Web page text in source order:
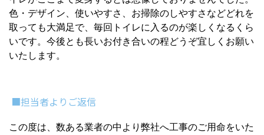
色・デザイン、使いやすさ、お掃除のしやすさなどどれを
取っても大満足で、毎回トイレに入るのが楽しくなるくら
いです。今後とも長いお付き合いの程どうぞ宜しくお願い
いたします。
■担当者よりご返信
この度は、数ある業者の中より弊社へ工事のご用命をいた